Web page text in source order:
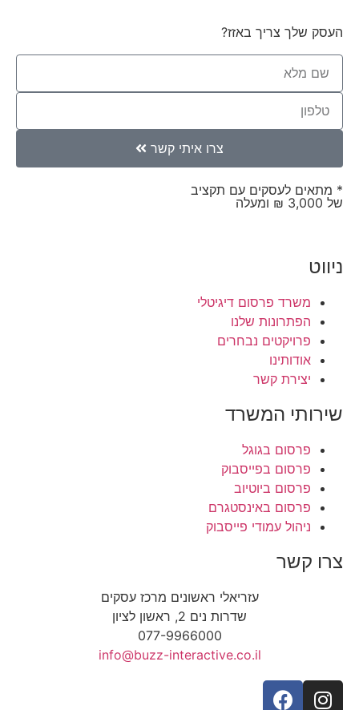
העסק שלך צריך באזז?
צרו איתי קשר
* מתאים לעסקים עם תקציב
של 3,000 ₪ ומעלה
ניווט
משרד פרסום דיגיטלי
הפתרונות שלנו
פרויקטים נבחרים
אודותינו
יצירת קשר
שירותי המשרד
פרסום בגוגל
פרסום בפייסבוק
פרסום ביוטיוב
פרסום באינסטגרם
ניהול עמודי פייסבוק
צרו קשר
עזריאלי ראשונים מרכז עסקים
שדרות נים 2, ראשון לציון
077-9966000
info@buzz-interactive.co.il